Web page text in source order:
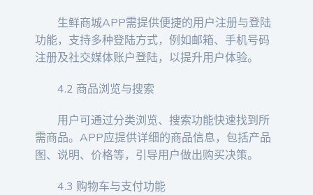
生鲜商城APP需提供便捷的用户注册与登陆
功能，支持多种登陆方式，例如邮箱、手机号码
注册及社交媒体账户登陆，以提升用户体验。
4.2 商品浏览与搜索
用户可通过分类浏览、搜索功能快速找到所
需商品。APP应提供详细的商品信息，包括产品
图、说明、价格等，引导用户做出购买决策。
4.3 购物车与支付功能